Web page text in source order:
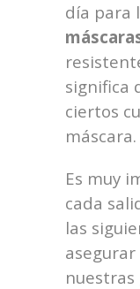
día para
significa
ciertos
máscara.
Es muy
cada
las
nuestras